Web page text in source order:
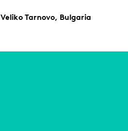
Veliko Tarnovo, Bulgaria